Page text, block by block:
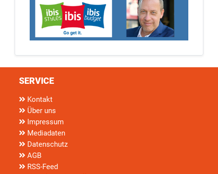
SERVICE
Kontakt
Über uns
Impressum
Mediadaten
Datenschutz
AGB
RSS-Feed